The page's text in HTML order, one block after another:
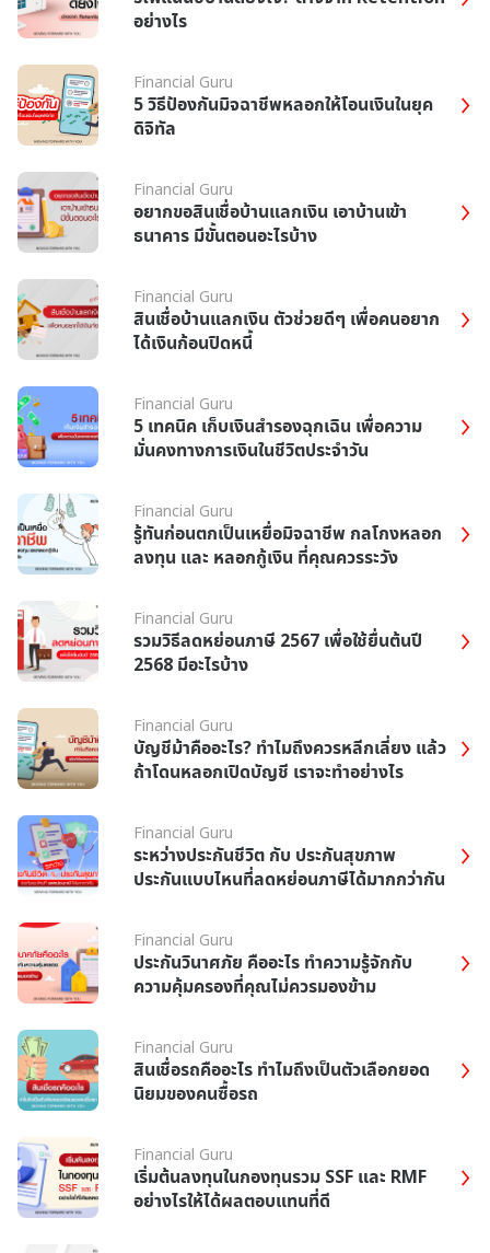
อย่างไร
Financial Guru
5 วิธีป้องกันมิจฉาชีพหลอกให้โอนเงินในยุค
ดิจิทัล
Financial Guru
อยากขอสินเชื่อบ้านแลกเงิน เอาบ้านเข้า
ธนาคาร มีขั้นตอนอะไรบ้าง
Financial Guru
สินเชื่อบ้านแลกเงิน ตัวช่วยดีๆ เพื่อคนอยาก
ได้เงินก้อนปิดหนี้
Financial Guru
5 เทคนิค เก็บเงินสำรองฉุกเฉิน เพื่อความ
มั่นคงทางการเงินในชีวิตประจำวัน
Financial Guru
รู้ทันก่อนตกเป็นเหยื่อมิจฉาชีพ กลโกงหลอก
ลงทุน และ หลอกกู้เงิน ที่คุณควรระวัง
Financial Guru
รวมวิธีลดหย่อนภาษี 2567 เพื่อใช้ยื่นต้นปี
2568 มีอะไรบ้าง
Financial Guru
บัญชีม้าคืออะไร? ทำไมถึงควรหลีกเลี่ยง แล้ว
ถ้าโดนหลอกเปิดบัญชี เราจะทำอย่างไร
Financial Guru
ระหว่างประกันชีวิต กับ ประกันสุขภาพ
ประกันแบบไหนที่ลดหย่อนภาษีได้มากกว่ากัน
Financial Guru
ประกันวินาศภัย คืออะไร ทำความรู้จักกับ
ความคุ้มครองที่คุณไม่ควรมองข้าม
Financial Guru
สินเชื่อรถคืออะไร ทำไมถึงเป็นตัวเลือกยอด
นิยมของคนซื้อรถ
Financial Guru
เริ่มต้นลงทุนในกองทุนรวม SSF และ RMF
อย่างไรให้ได้ผลตอบแทนที่ดี